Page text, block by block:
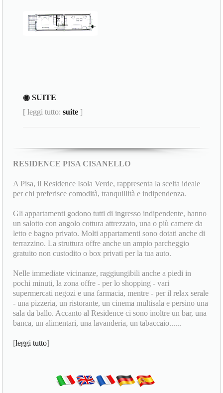
◉ SUITE
[ leggi tutto:suite ]
RESIDENCE PISA CISANELLO
A Pisa, il Residence Isola Verde, rappresenta la scelta ideale
per chi preferisce comodità, tranquillità e indipendenza.
Gli appartamenti godono tutti di ingresso indipendente, hanno
un salotto con angolo cottura attrezzato, una o più camere da
letto e bagno privato. Molti appartamenti sono dotati anche di
terrazzino. La struttura offre anche un ampio parcheggio
gratuito non custodito o box privati per la tua auto.
Nelle immediate vicinanze, raggiungibili anche a piedi in
pochi minuti, la zona offre - per lo shopping - vari
supermercati negozi e una farmacia, mentre - per il relax serale
- una pizzeria, un ristorante, un cinema multisala e persino una
sala da ballo. Accanto al Residence ci sono inoltre un bar, una
banca, un alimentari, una lavanderia, un tabaccaio......
[leggi tutto]